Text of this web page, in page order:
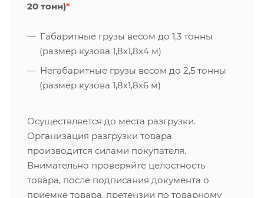
20 тонн)*
Габаритные грузы весом до 1,3 тонны
(размер кузова 1,8х1,8х4 м)
Негабаритные грузы весом до 2,5 тонны
(размер кузова 1,8х1,8х6 м)
Осуществляется до места разгрузки.
Организация разгрузки товара
производится силами покупателя.
Внимательно проверяйте целостность
товара, после подписания документа о
приемке товара, претензии по товарному